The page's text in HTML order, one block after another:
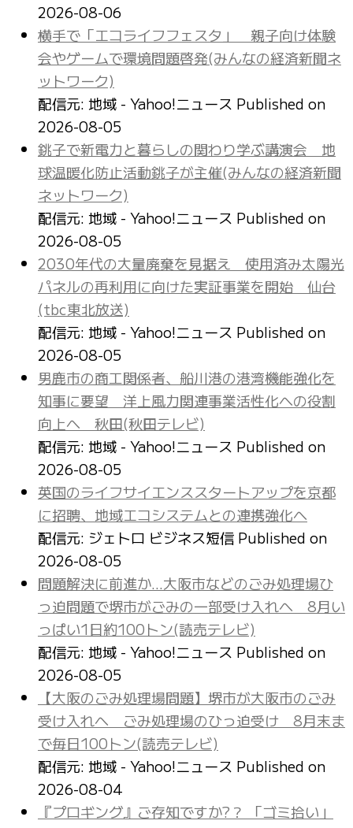
2026-08-06
横手で「エコライフフェスタ」 親子向け体験
会やゲームで環境問題啓発(みんなの経済新聞ネ
ットワーク)
配信元: 地域 - Yahoo!ニュース Published on
2026-08-05
銚子で新電力と暮らしの関わり学ぶ講演会 地
球温暖化防止活動銚子が主催(みんなの経済新聞
ネットワーク)
配信元: 地域 - Yahoo!ニュース Published on
2026-08-05
2030年代の大量廃棄を見据え 使用済み太陽光
パネルの再利用に向けた実証事業を開始 仙台
(tbc東北放送)
配信元: 地域 - Yahoo!ニュース Published on
2026-08-05
男鹿市の商工関係者、船川港の港湾機能強化を
知事に要望 洋上風力関連事業活性化への役割
向上へ 秋田(秋田テレビ)
配信元: 地域 - Yahoo!ニュース Published on
2026-08-05
英国のライフサイエンススタートアップを京都
に招聘、地域エコシステムとの連携強化へ
配信元: ジェトロ ビジネス短信 Published on
2026-08-05
問題解決に前進か…大阪市などのごみ処理場ひ
っ迫問題で堺市がごみの一部受け入れへ 8月い
っぱい1日約100トン(読売テレビ)
配信元: 地域 - Yahoo!ニュース Published on
2026-08-05
【大阪のごみ処理場問題】堺市が大阪市のごみ
受け入れへ ごみ処理場のひっ迫受け 8月末ま
で毎日100トン(読売テレビ)
配信元: 地域 - Yahoo!ニュース Published on
2026-08-04
『プロギング』ご存知ですか?？ 「ゴミ拾い」